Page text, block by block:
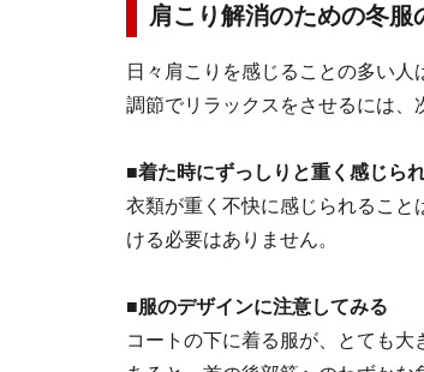
肩こり解消のための冬服
日々肩こりを感じることの多い
調節でリラックスをさせるには、
■着た時にずっしりと重く感じら
衣類が重く不快に感じられるこ
ける必要はありません。
■服のデザインに注意してみる
コートの下に着る服が、とても